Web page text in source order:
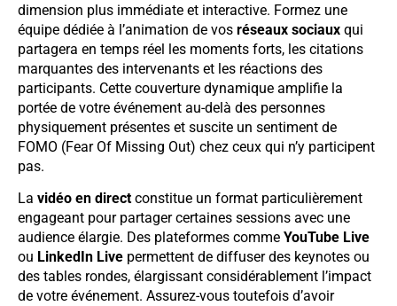
dimension plus immédiate et interactive. Formez une
équipe dédiée à l’animation de vos réseaux sociaux qui
partagera en temps réel les moments forts, les citations
marquantes des intervenants et les réactions des
participants. Cette couverture dynamique amplifie la
portée de votre événement au-delà des personnes
physiquement présentes et suscite un sentiment de
FOMO (Fear Of Missing Out) chez ceux qui n’y participent
pas.
La vidéo en direct constitue un format particulièrement
engageant pour partager certaines sessions avec une
audience élargie. Des plateformes comme YouTube Live
ou LinkedIn Live permettent de diffuser des keynotes ou
des tables rondes, élargissant considérablement l’impact
de votre événement. Assurez-vous toutefois d’avoir